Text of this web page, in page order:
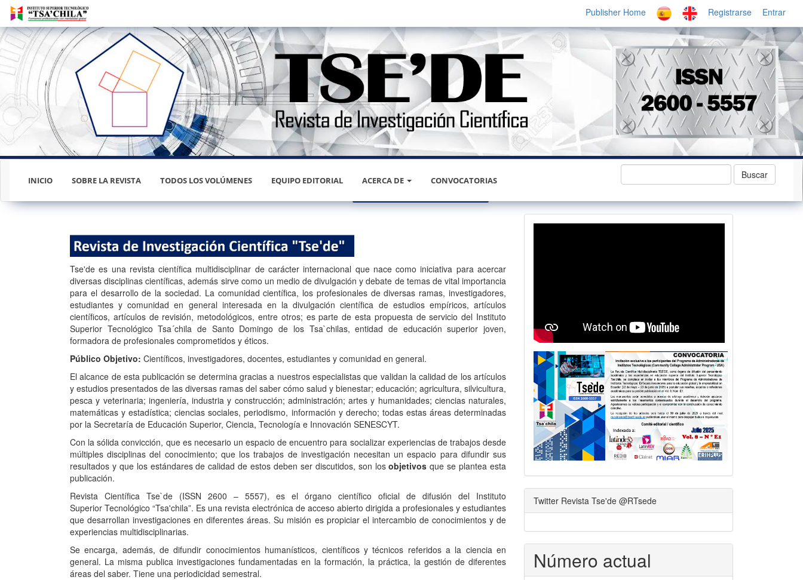
Navegación
principal
Contenido
principal
Barra
lateral
Publisher Home Registrarse Entrar
INICIO SOBRE LA REVISTA TODOS LOS VOLÚMENES EQUIPO EDITORIAL ACERCA DE
CONTACTO
ENVÍOS
DECLARACIÓN DE PRIVACIDAD
POLÍTICA EDITORIAL
CONVOCATORIAS Buscar
Tse'de es una revista científica multidisciplinar de carácter internacional que nace como iniciativa para acercar
diversas disciplinas científicas, además sirve como un medio de divulgación y debate de temas de vital importancia
para el desarrollo de la sociedad. La comunidad científica, los profesionales de diversas ramas, investigadores,
estudiantes y comunidad en general interesada en la divulgación científica de estudios empíricos, artículos
científicos, artículos de revisión, metodológicos, entre otros; es parte de esta propuesta de servicio del Instituto
Superior Tecnológico Tsa´chila de Santo Domingo de los Tsa`chilas, entidad de educación superior joven,
formadora de profesionales comprometidos y éticos.
Público Objetivo: Científicos, investigadores, docentes, estudiantes y comunidad en general.
El alcance de esta publicación se determina gracias a nuestros especialistas que validan la calidad de los artículos
y estudios presentados de las diversas ramas del saber cómo salud y bienestar; educación; agricultura, silvicultura,
pesca y veterinaria; ingeniería, industria y construcción; administración; artes y humanidades; ciencias naturales,
matemáticas y estadística; ciencias sociales, periodismo, información y derecho; todas estas áreas determinadas
por la Secretaría de Educación Superior, Ciencia, Tecnología e Innovación SENESCYT.
Con la sólida convicción, que es necesario un espacio de encuentro para socializar experiencias de trabajos desde
múltiples disciplinas del conocimiento; que los trabajos de investigación necesitan un espacio para difundir sus
resultados y que los estándares de calidad de estos deben ser discutidos, son losobjetivos que se plantea esta
publicación.
Revista Científica Tse`de (ISSN 2600 – 5557), es el órgano científico oficial de difusión del Instituto
Superior Tecnológico “Tsa'chila”. Es una revista electrónica de acceso abierto dirigida a profesionales y estudiantes
que desarrollan investigaciones en diferentes áreas. Su misión es propiciar el intercambio de conocimientos y de
experiencias multidisciplinarias.
Se encarga, además, de difundir conocimientos humanísticos, científicos y técnicos referidos a la ciencia en
general. La misma publica investigaciones fundamentadas en la formación, la práctica, la gestión de diferentes
áreas del saber. Tiene una periodicidad semestral.
revistavideo
Twitter Revista Tse'de @RTsede
Número actual